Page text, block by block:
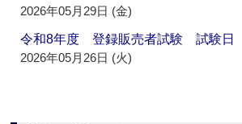
2026年05月29日 (金)
令和8年度 登録販売者試験 試験日
2026年05月26日 (火)